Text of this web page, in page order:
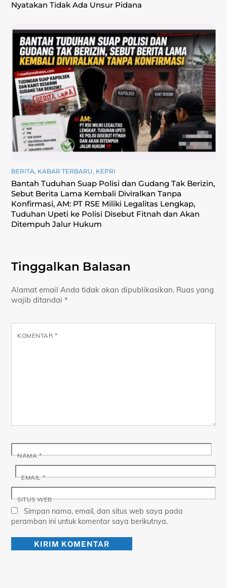
Nyatakan Tidak Ada Unsur Pidana
BERITA, KABAR TERBARU, KEPRI
Bantah Tuduhan Suap Polisi dan Gudang Tak Berizin,
Sebut Berita Lama Kembali Diviralkan Tanpa
Konfirmasi, ‎AM: PT RSE Miliki Legalitas Lengkap,
Tuduhan Upeti ke Polisi Disebut Fitnah dan Akan
Ditempuh Jalur Hukum
Tinggalkan Balasan
Alamat email Anda tidak akan dipublikasikan. Ruas yang
wajib ditandai*
KOMENTAR *
NAMA*
EMAIL*
SITUS WEB
Simpan nama, email, dan situs web saya pada
peramban ini untuk komentar saya berikutnya.